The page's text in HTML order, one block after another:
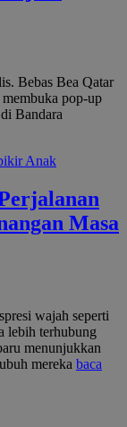
Bebas Bea Qatar
pop-up
Bandara
Masa
wajah seperti
lebih terhubung
menunjukkan
mereka baca